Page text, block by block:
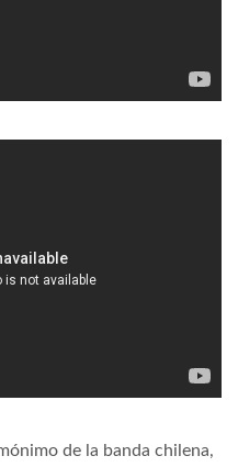
de la banda chilena,